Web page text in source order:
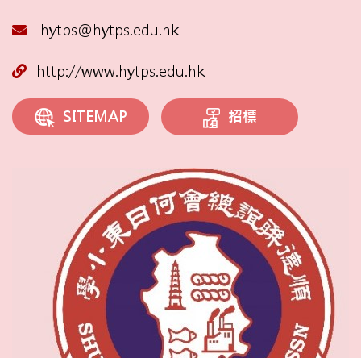
hytps@hytps.edu.hk
http://www.hytps.edu.hk
SITEMAP 招標